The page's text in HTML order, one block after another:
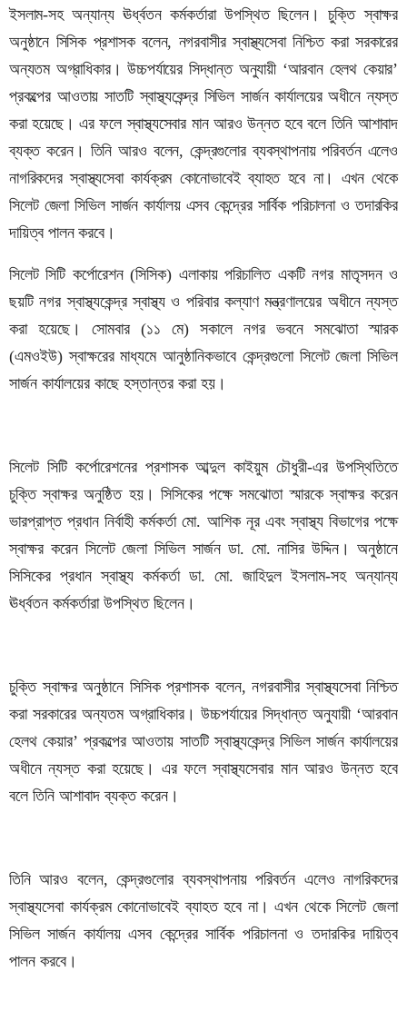
ইসলাম-সহ অন্যান্য ঊর্ধ্বতন কর্মকর্তারা উপস্থিত ছিলেন। চুক্তি স্বাক্ষর
অনুষ্ঠানে সিসিক প্রশাসক বলেন, নগরবাসীর স্বাস্থ্যসেবা নিশ্চিত করা সরকারের
অন্যতম অগ্রাধিকার। উচ্চপর্যায়ের সিদ্ধান্ত অনুযায়ী ‘আরবান হেলথ কেয়ার’
প্রকল্পের আওতায় সাতটি স্বাস্থ্যকেন্দ্র সিভিল সার্জন কার্যালয়ের অধীনে ন্যস্ত
করা হয়েছে। এর ফলে স্বাস্থ্যসেবার মান আরও উন্নত হবে বলে তিনি আশাবাদ
ব্যক্ত করেন। তিনি আরও বলেন, কেন্দ্রগুলোর ব্যবস্থাপনায় পরিবর্তন এলেও
নাগরিকদের স্বাস্থ্যসেবা কার্যক্রম কোনোভাবেই ব্যাহত হবে না। এখন থেকে
সিলেট জেলা সিভিল সার্জন কার্যালয় এসব কেন্দ্রের সার্বিক পরিচালনা ও তদারকির
দায়িত্ব পালন করবে।
সিলেট সিটি কর্পোরেশন (সিসিক) এলাকায় পরিচালিত একটি নগর মাতৃসদন ও
ছয়টি নগর স্বাস্থ্যকেন্দ্র স্বাস্থ্য ও পরিবার কল্যাণ মন্ত্রণালয়ের অধীনে ন্যস্ত
করা হয়েছে। সোমবার (১১ মে) সকালে নগর ভবনে সমঝোতা স্মারক
(এমওইউ) স্বাক্ষরের মাধ্যমে আনুষ্ঠানিকভাবে কেন্দ্রগুলো সিলেট জেলা সিভিল
সার্জন কার্যালয়ের কাছে হস্তান্তর করা হয়।
সিলেট সিটি কর্পোরেশনের প্রশাসক আব্দুল কাইয়ুম চৌধুরী-এর উপস্থিতিতে
চুক্তি স্বাক্ষর অনুষ্ঠিত হয়। সিসিকের পক্ষে সমঝোতা স্মারকে স্বাক্ষর করেন
ভারপ্রাপ্ত প্রধান নির্বাহী কর্মকর্তা মো. আশিক নূর এবং স্বাস্থ্য বিভাগের পক্ষে
স্বাক্ষর করেন সিলেট জেলা সিভিল সার্জন ডা. মো. নাসির উদ্দিন। অনুষ্ঠানে
সিসিকের প্রধান স্বাস্থ্য কর্মকর্তা ডা. মো. জাহিদুল ইসলাম-সহ অন্যান্য
ঊর্ধ্বতন কর্মকর্তারা উপস্থিত ছিলেন।
চুক্তি স্বাক্ষর অনুষ্ঠানে সিসিক প্রশাসক বলেন, নগরবাসীর স্বাস্থ্যসেবা নিশ্চিত
করা সরকারের অন্যতম অগ্রাধিকার। উচ্চপর্যায়ের সিদ্ধান্ত অনুযায়ী ‘আরবান
হেলথ কেয়ার’ প্রকল্পের আওতায় সাতটি স্বাস্থ্যকেন্দ্র সিভিল সার্জন কার্যালয়ের
অধীনে ন্যস্ত করা হয়েছে। এর ফলে স্বাস্থ্যসেবার মান আরও উন্নত হবে
বলে তিনি আশাবাদ ব্যক্ত করেন।
তিনি আরও বলেন, কেন্দ্রগুলোর ব্যবস্থাপনায় পরিবর্তন এলেও নাগরিকদের
স্বাস্থ্যসেবা কার্যক্রম কোনোভাবেই ব্যাহত হবে না। এখন থেকে সিলেট জেলা
সিভিল সার্জন কার্যালয় এসব কেন্দ্রের সার্বিক পরিচালনা ও তদারকির দায়িত্ব
পালন করবে।